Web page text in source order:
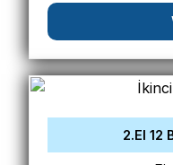
2.El 12